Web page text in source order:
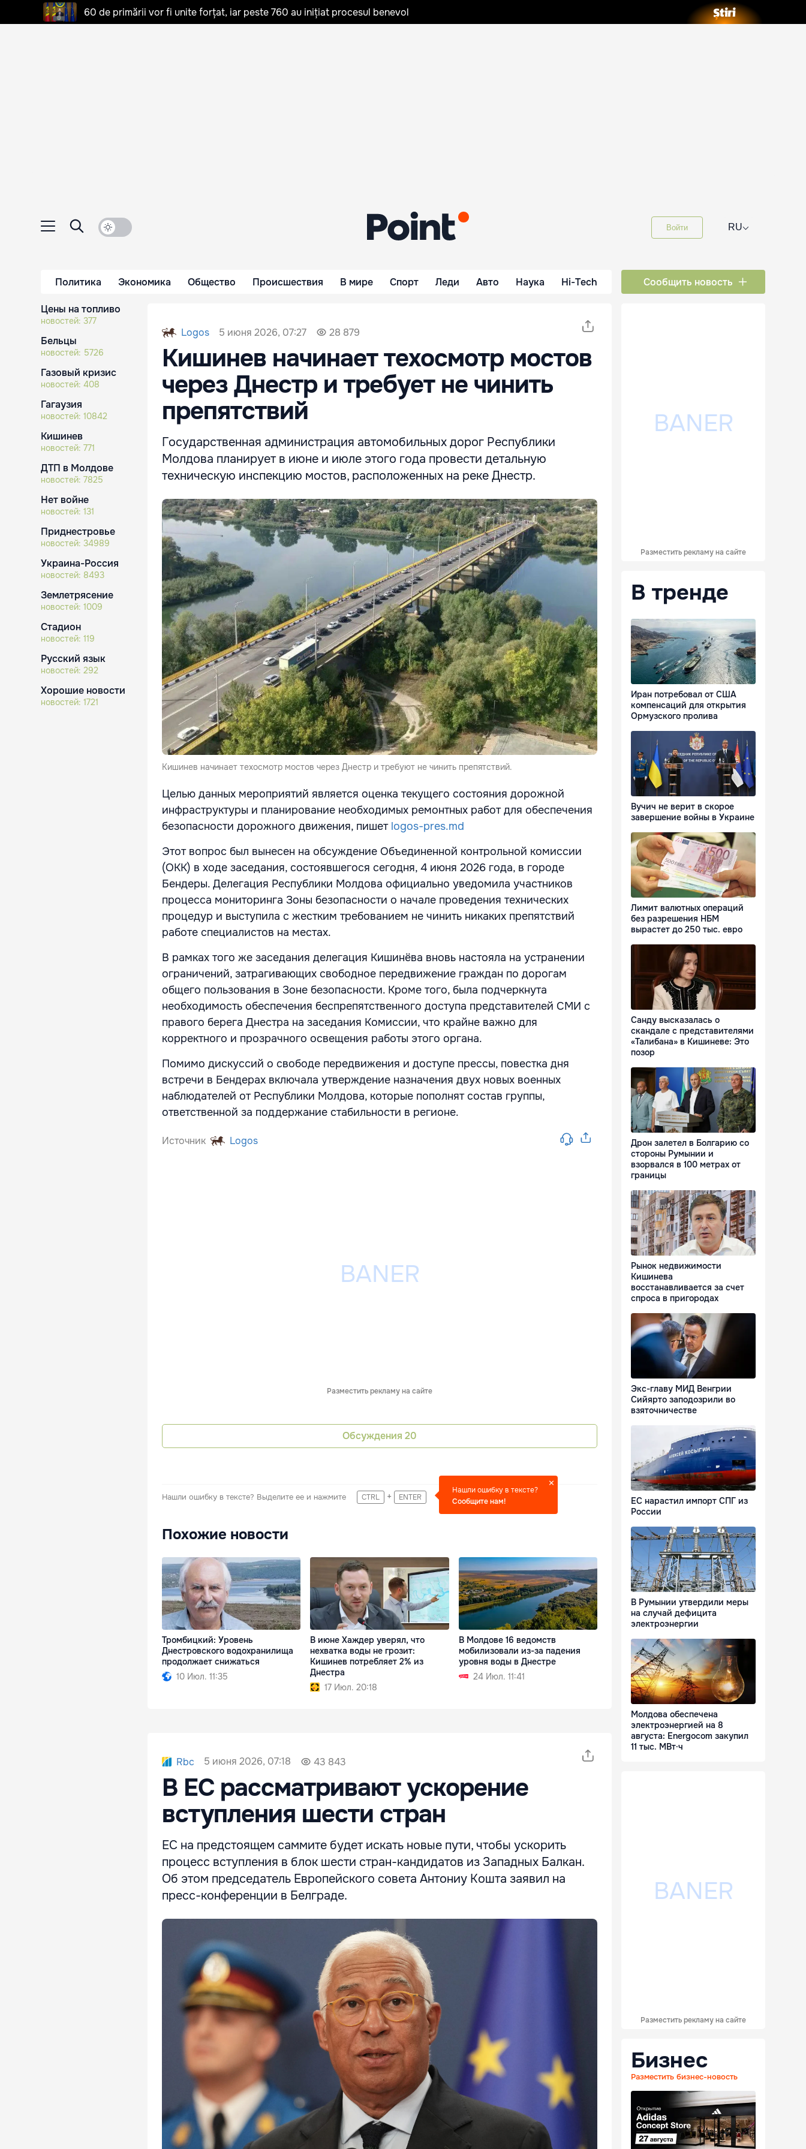
60 de primării vor fi unite forțat, iar peste 760 au inițiat procesul benevol
Войти RU⌵
Политика Экономика Общество Происшествия В мире Спорт Леди Авто Наука Hi-Tech Сообщить новость
Цены на топливо
новостей: 377
Бельцы
новостей: 5726
Газовый кризис
новостей: 408
Гагаузия
новостей: 10842
Кишинев
новостей: 771
ДТП в Молдове
новостей: 7825
Нет войне
новостей: 131
Приднестровье
новостей: 34989
Украина-Россия
новостей: 8493
Землетрясение
новостей: 1009
Стадион
новостей: 119
Русский язык
новостей: 292
Хорошие новости
новостей: 1721
Logos 5 июня 2026, 07:27 28 879
Кишинев начинает техосмотр мостов
через Днестр и требует не чинить
препятствий
Государственная администрация автомобильных дорог Республики
Молдова планирует в июне и июле этого года провести детальную
техническую инспекцию мостов, расположенных на реке Днестр.
Кишинев начинает техосмотр мостов через Днестр и требуют не чинить препятствий.
Целью данных мероприятий является оценка текущего состояния дорожной
инфраструктуры и планирование необходимых ремонтных работ для обеспечения
безопасности дорожного движения, пишет logos-pres.md
Этот вопрос был вынесен на обсуждение Объединенной контрольной комиссии
(ОКК) в ходе заседания, состоявшегося сегодня, 4 июня 2026 года, в городе
Бендеры. Делегация Республики Молдова официально уведомила участников
процесса мониторинга Зоны безопасности о начале проведения технических
процедур и выступила с жестким требованием не чинить никаких препятствий
работе специалистов на местах.
В рамках того же заседания делегация Кишинёва вновь настояла на устранении
ограничений, затрагивающих свободное передвижение граждан по дорогам
общего пользования в Зоне безопасности. Кроме того, была подчеркнута
необходимость обеспечения беспрепятственного доступа представителей СМИ с
правого берега Днестра на заседания Комиссии, что крайне важно для
корректного и прозрачного освещения работы этого органа.
Помимо дискуссий о свободе передвижения и доступе прессы, повестка дня
встречи в Бендерах включала утверждение назначения двух новых военных
наблюдателей от Республики Молдова, которые пополнят состав группы,
ответственной за поддержание стабильности в регионе.
Источник Logos
Разместить рекламу на сайте
Обсуждения 20
Нашли ошибку в тексте? Выделите ее и нажмите CTRL + ENTER
Нашли ошибку в тексте?
Сообщите нам!
Похожие новости
Тромбицкий: Уровень
Днестровского водохранилища
продолжает снижаться
10 Июл. 11:35
В июне Хаждер уверял, что
нехватка воды не грозит:
Кишинев потребляет 2% из
Днестра
17 Июл. 20:18
В Молдове 16 ведомств
мобилизовали из-за падения
уровня воды в Днестре
24 Июл. 11:41
Rbc 5 июня 2026, 07:18 43 843
В ЕС рассматривают ускорение
вступления шести стран
ЕС на предстоящем саммите будет искать новые пути, чтобы ускорить
процесс вступления в блок шести стран-кандидатов из Западных Балкан.
Об этом председатель Европейского совета Антониу Кошта заявил на
пресс-конференции в Белграде.
Разместить рекламу на сайте
В тренде
Иран потребовал от США
компенсаций для открытия
Ормузского пролива
Вучич не верит в скорое
завершение войны в Украине
Лимит валютных операций
без разрешения НБМ
вырастет до 250 тыс. евро
Санду высказалась о
скандале с представителями
«Талибана» в Кишиневе: Это
позор
Дрон залетел в Болгарию со
стороны Румынии и
взорвался в 100 метрах от
границы
Рынок недвижимости
Кишинева
восстанавливается за счет
спроса в пригородах
Экс-главу МИД Венгрии
Сийярто заподозрили во
взяточничестве
ЕС нарастил импорт СПГ из
России
В Румынии утвердили меры
на случай дефицита
электроэнергии
Молдова обеспечена
электроэнергией на 8
августа: Energocom закупил
11 тыс. МВт·ч
Разместить рекламу на сайте
Бизнес
Разместить бизнес-новость